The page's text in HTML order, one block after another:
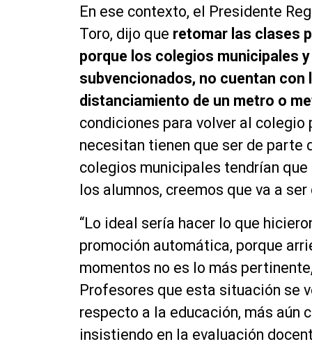
En ese contexto, el Presidente
Toro, dijo que retomar las clases
porque los colegios municipales
subvencionados, no cuentan
distanciamiento de un metro o
condiciones para volver al
necesitan tienen que ser de parte
colegios municipales tendrían
los alumnos, creemos que va a
“Lo ideal sería hacer lo que
promoción automática, porque
momentos no es lo más
Profesores que esta situación se
respecto a la educación, más aún
insistiendo en la evaluación